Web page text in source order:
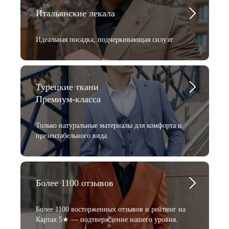
Итальянские лекала
Идеальная посадка, подчеркивающая силуэт.
Турецкие ткани
Премиум-класса
Только натуральные материалы для комфорта и
презентабельного вида.
Более 1100 отзывов
Более 1100 восторженных отзывов и рейтинг на
Картах 5★ — подтверждение нашего уровня.